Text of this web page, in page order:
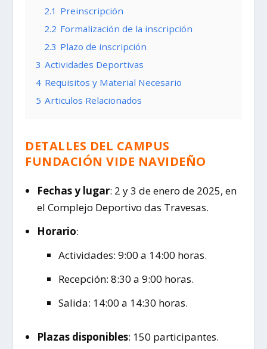
2.1 Preinscripción
2.2 Formalización de la inscripción
2.3 Plazo de inscripción
3 Actividades Deportivas
4 Requisitos y Material Necesario
5 Articulos Relacionados
DETALLES DEL CAMPUS
FUNDACIÓN VIDE NAVIDEÑO
Fechas y lugar: 2 y 3 de enero de 2025, en
el Complejo Deportivo das Travesas.
Horario:
Actividades: 9:00 a 14:00 horas.
Recepción: 8:30 a 9:00 horas.
Salida: 14:00 a 14:30 horas.
Plazas disponibles: 150 participantes.